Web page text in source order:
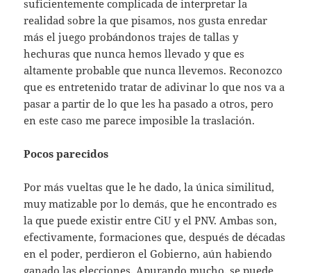
suficientemente complicada de interpretar la
realidad sobre la que pisamos, nos gusta enredar
más el juego probándonos trajes de tallas y
hechuras que nunca hemos llevado y que es
altamente probable que nunca llevemos. Reconozco
que es entretenido tratar de adivinar lo que nos va a
pasar a partir de lo que les ha pasado a otros, pero
en este caso me parece imposible la traslación.
Pocos parecidos
Por más vueltas que le he dado, la única similitud,
muy matizable por lo demás, que he encontrado es
la que puede existir entre CiU y el PNV. Ambas son,
efectivamente, formaciones que, después de décadas
en el poder, perdieron el Gobierno, aún habiendo